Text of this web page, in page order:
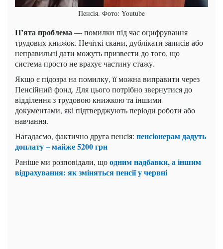
Пенсія. Фото: Youtube
П’ята проблема— помилки під час оцифрування
трудових книжок. Нечіткі скани, дублікати записів або
неправильні дати можуть призвести до того, що
система просто не врахує частину стажу.
Якщо є підозра на помилку, її можна виправити через
Пенсійний фонд. Для цього потрібно звернутися до
відділення з трудовою книжкою та іншими
документами, які підтверджують періоди роботи або
навчання.
Нагадаємо, фактично друга пенсія: пенсіонерам дадуть
доплату – майже 5200 грн
Раніше ми розповідали, щоодним надбавки, а іншим
відрахування: як зміняться пенсії у червні